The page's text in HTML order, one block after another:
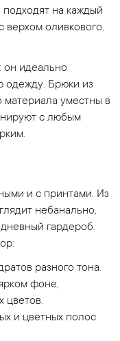
подходят на каждый
верхом оливкового,
он идеально
одежду. Брюки из
материала уместны в
с любым
и с принтами. Из
небанально,
гардероб.
разного тона.
фоне,
цветов.
и цветных полос